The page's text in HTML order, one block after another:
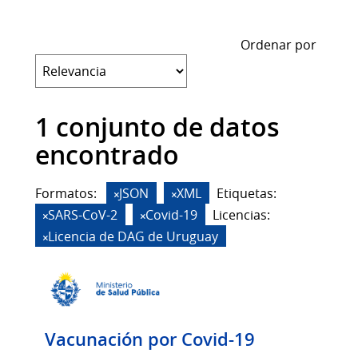
Ordenar por
1 conjunto de datos
encontrado
Formatos: JSON XML
Etiquetas:
SARS-CoV-2
Covid-19
Licencias:
Licencia de DAG de Uruguay
Vacunación por Covid-19